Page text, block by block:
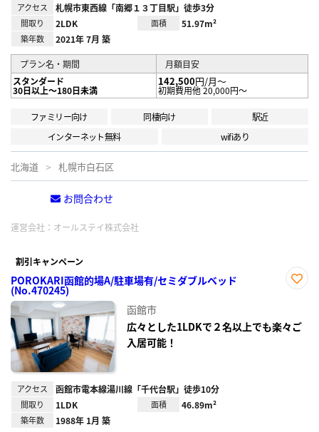
アクセス 札幌市東西線「南郷１３丁目駅」徒歩3分
間取り 2LDK 面積 51.97m²
築年数 2021年 7月 築
プラン名・期間
月額目安
スタンダード
30日以上～180日未満
142,500円/月～
初期費用他 20,000円～
ファミリー向け 同棲向け
駅近
インターネット無料
wifiあり
北海道 札幌市白石区
お問合わせ
運営会社： オールステイ株式会社
割引キャンペーン
POROKARI函館的場A/駐車場有/セミダブルベッド
(No.470245)
録
函館市
広々とした1LDKで２名以上でも楽々ご
入居可能！
アクセス 函館市電本線湯川線「千代台駅」徒歩10分
間取り 1LDK 面積 46.89m²
築年数 1988年 1月 築